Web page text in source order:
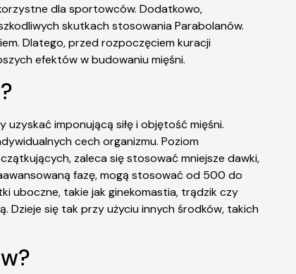
dla sportowców. Dodatkowo,
skutkach stosowania Parabolanów.
Dlatego, przed rozpoczęciem kuracji
efektów w budowaniu mięśni.
imponującą siłę i objętość mięśni.
cech organizmu. Poziom
zaleca się stosować mniejsze dawki,
fazę, mogą stosować od 500 do
uboczne, takie jak ginekomastia, trądzik czy
Dzieje się tak przy użyciu innych środków, takich